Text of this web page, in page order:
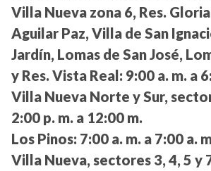
Villa Nueva zona 6, Res.
Aguilar Paz, Villa de San
Jardín, Lomas de San José,
y Res. Vista Real: 9:00 a. m. a
Villa Nueva Norte y Sur,
2:00 p. m. a 12:00 m.
Los Pinos: 7:00 a. m. a 7:00 a.
Villa Nueva, sectores 3, 4, 5 y